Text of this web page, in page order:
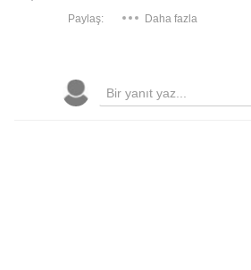
Paylaş: Daha fazla